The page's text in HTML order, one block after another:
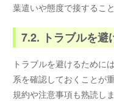
葉遣いや態度で接するこ
7.2. トラブルを避
トラブルを避けるために
系を確認しておくことが
規約や注意事項も熟読し